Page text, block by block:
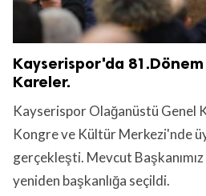
Kayserispor'da
Kareler.
Kayserispor Olağanüstü Genel
Kongre ve Kültür Merkezi'nde
gerçekleşti. Mevcut Başkanımız
yeniden başkanlığa seçildi.